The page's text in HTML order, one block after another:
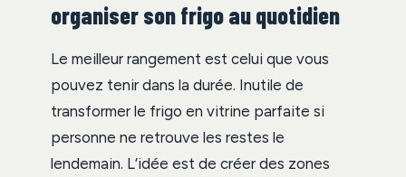
organiser son frigo au quotidien
Le meilleur rangement est celui que vous
pouvez tenir dans la durée. Inutile de
transformer le frigo en vitrine parfaite si
personne ne retrouve les restes le
lendemain. L’idée est de créer des zones